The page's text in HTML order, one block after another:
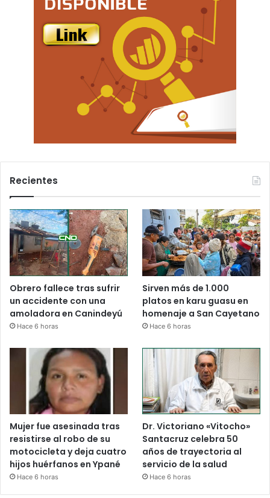
Recientes
Obrero fallece tras sufrir
un accidente con una
amoladora en Canindeyú
Hace 6 horas
Sirven más de 1.000
platos en karu guasu en
homenaje a San Cayetano
Hace 6 horas
Mujer fue asesinada tras
resistirse al robo de su
motocicleta y deja cuatro
hijos huérfanos en Ypané
Hace 6 horas
Dr. Victoriano «Vitocho»
Santacruz celebra 50
años de trayectoria al
servicio de la salud
Hace 6 horas